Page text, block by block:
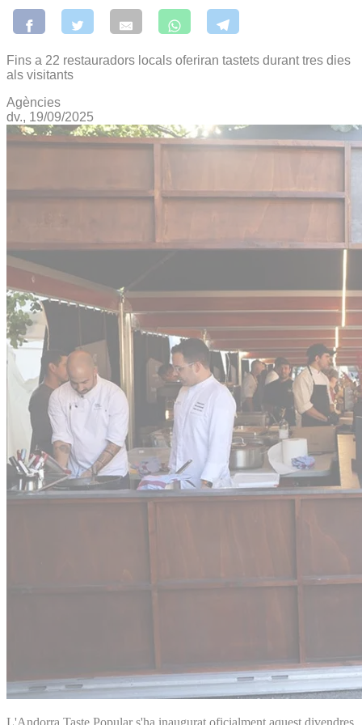
Fins a 22 restauradors locals oferiran tastets durant tres dies
als visitants
Agències
dv., 19/09/2025
L'Andorra Taste Popular s'ha inaugurat oficialment aquest divendres